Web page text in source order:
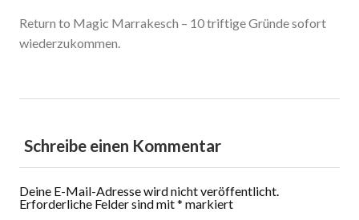
Return to Magic Marrakesch – 10 triftige Gründe sofort
wiederzukommen.
Schreibe einen Kommentar
Deine E-Mail-Adresse wird nicht veröffentlicht.
Erforderliche Felder sind mit* markiert